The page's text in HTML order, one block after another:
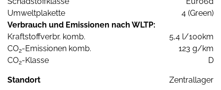
Umweltplakette
4 (Green)
Verbrauch und Emissionen nach WLTP:
Kraftstoffverbr. komb.
5,4 l/100km
CO2-Emissionen komb.
123 g/km
CO2-Klasse D
Standort Zentrallager